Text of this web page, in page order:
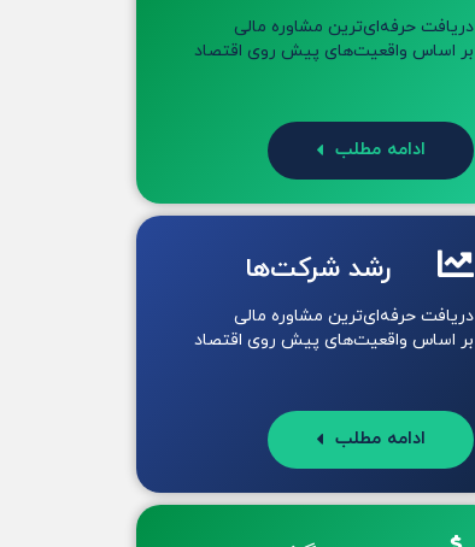
دریافت حرفه‌ای‌ترین مشاوره مالی
بر اساس واقعیت‌های پیش روی اقتصاد
ادامه مطلب
رشد شرکت‌ها
دریافت حرفه‌ای‌ترین مشاوره مالی
بر اساس واقعیت‌های پیش روی اقتصاد
ادامه مطلب